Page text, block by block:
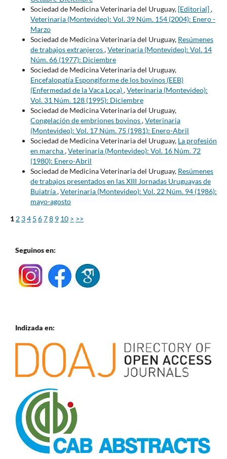
Sociedad de Medicina Veterinaria del Uruguay, [Editorial],
Veterinaria (Montevideo): Vol. 39 Núm. 154 (2004): Enero -
Marzo
Sociedad de Medicina Veterinaria del Uruguay, Resúmenes
de trabajos extranjeros,Veterinaria (Montevideo): Vol. 14
Núm. 66 (1977): Diciembre
Sociedad de Medicina Veterinaria del Uruguay,
Encefalopatía Espongiforme de los bovinos (EEB)
(Enfermedad de la Vaca Loca),Veterinaria (Montevideo):
Vol. 31 Núm. 128 (1995): Diciembre
Sociedad de Medicina Veterinaria del Uruguay,
Congelación de embriones bovinos,Veterinaria
(Montevideo): Vol. 17 Núm. 75 (1981): Enero-Abril
Sociedad de Medicina Veterinaria del Uruguay, La profesión
en marcha,Veterinaria (Montevideo): Vol. 16 Núm. 72
(1980): Enero-Abril
Sociedad de Medicina Veterinaria del Uruguay, Resúmenes
de trabajos presentados en las XIII Jornadas Uruguayas de
Buiatría,Veterinaria (Montevideo): Vol. 22 Núm. 94 (1986):
mayo-agosto
1 2 34 5 678 9 10 > >>
Seguinos en:
Indizada en: